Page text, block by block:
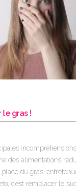
le gras !
des alimentations
du gras,
c’est remplacer le